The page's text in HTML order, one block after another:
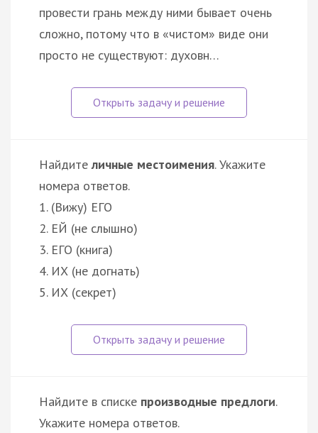
провести грань между ними бывает очень
сложно, потому что в «чистом» виде они
просто не существуют: духовн…
Найдителичные местоимения. Укажите
номера ответов.
1. (Вижу) ЕГО
2. ЕЙ (не слышно)
3. ЕГО (книга)
4. ИХ (не догнать)
5. ИХ (секрет)
Найдите в списке производные предлоги.
Укажите номера ответов.